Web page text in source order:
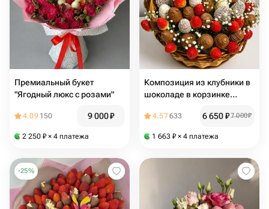
Премиальный букет
"Ягодный люкс с розами"
4.09 150 9 000₽
2 250 ₽ × 4 платежа
Композиция из клубники в
шоколаде в корзинке
4.57633 6 650₽7 000₽
1 663 ₽ × 4 платежа
-25%